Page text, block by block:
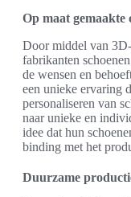
Op maat gemaakte
Door middel van
fabrikanten
de wensen en
een unieke ervaring
personaliseren van
naar unieke en
idee dat hun
binding met het
Duurzame